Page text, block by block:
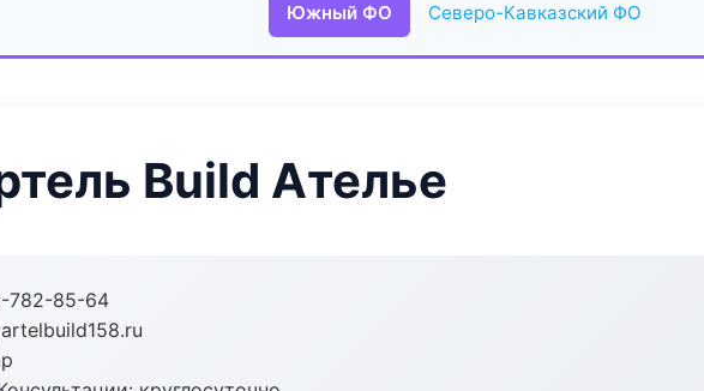
Южный ФО Северо-Кавказский ФО
Build Ателье
782-85-64